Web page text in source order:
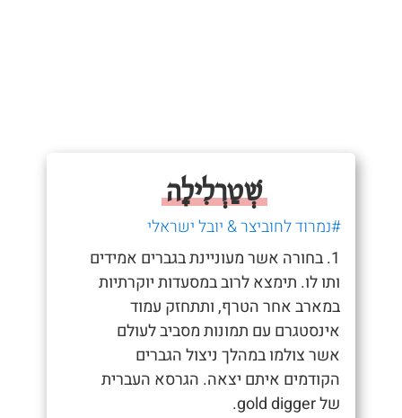
שְׁטַרְלִילָה
#נמרוד לחוביצר & יובל ישראלי
1. בחורה אשר מעוניינת בגברים אמידים
ותו לו. תימצא לרוב במסעדות יוקרתיות
במארב אחר הטרף, ותתחזק עמוד
אינסטגרם עם תמונות מסביב לעולם
אשר צולמו במהלך ניצול הגברים
הקודמים איתם יצאה. הגרסא העברית
של gold digger.